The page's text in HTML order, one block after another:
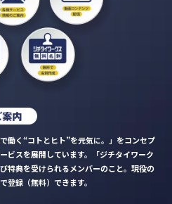
働く“コトとヒト”を元気に。」をコンセプ
ビスを展開しています。「ジチタイワーク
特典を受けられるメンバーのこと。現役の
登録（無料）できます。